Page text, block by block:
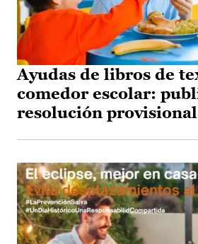
Ayudas de libros de
comedor escolar:
resolución provisional